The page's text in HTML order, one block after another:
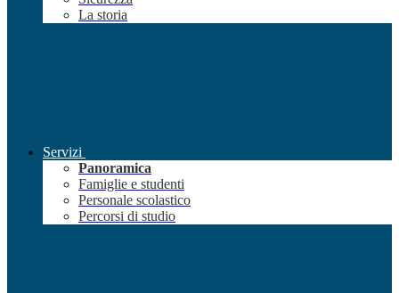
La storia
Servizi
Panoramica
Famiglie e studenti
Personale scolastico
Percorsi di studio